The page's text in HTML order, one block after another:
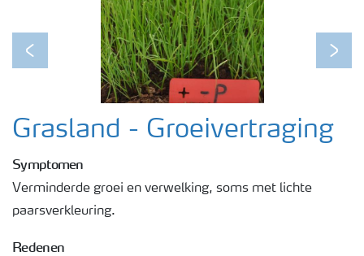
Webinars
Previous Next
Grasland - Groeivertraging
Symptomen
Verminderde groei en verwelking, soms met lichte
paarsverkleuring.
Redenen